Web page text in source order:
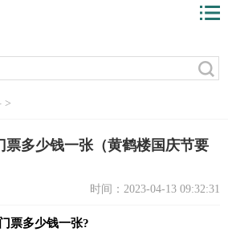
>
票多少钱一张（黄鹤楼国庆节要
时间：2023-04-13 09:32:31
票多少钱一张?